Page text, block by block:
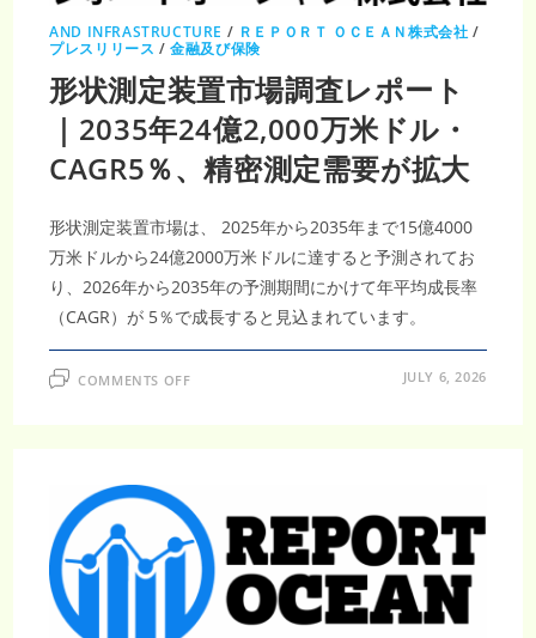
ド
ル・
CAGR8.7％、
精
密
測
定
需
要
が
拡
大
AND INFRASTRUCTURE / ＲＥＰＯＲＴ ＯＣＥＡＮ株式会社 /
プレスリリース /金融及び保険
形状測定装置市場調査レポート
｜2035年24億2,000万米ドル・
CAGR5％、精密測定需要が拡大
形状測定装置市場は、 2025年から2035年まで15億4000
万米ドルから24億2000万米ドルに達すると予測されてお
り、2026年から2035年の予測期間にかけて年平均成長率
（CAGR）が 5％で成長すると見込まれています。
COMMENTS OFFON
調
査
レ
ポ
ー
ト
｜
2035
JULY 6, 2026